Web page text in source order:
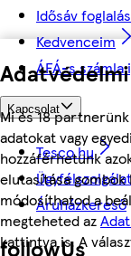
Mi és 18
adatokat vagy
hozzáférhetünk
elutasítása gombok
módosíthatod a
megteheted az
kattintva is. A
Idősáv
Kedvenceim
ÁFÁ-s számla
Kapcsolat
Tesco.hu
Áruházkereső
followUs